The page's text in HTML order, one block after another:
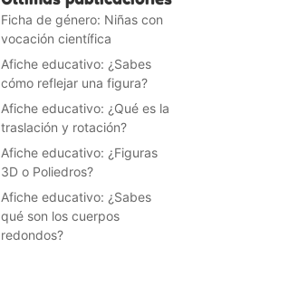
Ficha de género: Niñas con
vocación científica
Afiche educativo: ¿Sabes
cómo reflejar una figura?
Afiche educativo: ¿Qué es la
traslación y rotación?
Afiche educativo: ¿Figuras
3D o Poliedros?
Afiche educativo: ¿Sabes
qué son los cuerpos
redondos?